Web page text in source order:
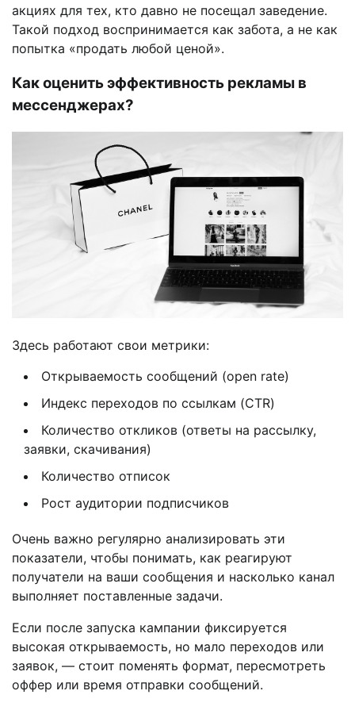
акциях для тех, кто давно не посещал заведение.
Такой подход воспринимается как забота, а не как
попытка «продать любой ценой».
Как оценить эффективность рекламы в
мессенджерах?
Здесь работают свои метрики:
Открываемость сообщений (open rate)
Индекс переходов по ссылкам (CTR)
Количество откликов (ответы на рассылку,
заявки, скачивания)
Количество отписок
Рост аудитории подписчиков
Очень важно регулярно анализировать эти
показатели, чтобы понимать, как реагируют
получатели на ваши сообщения и насколько канал
выполняет поставленные задачи.
Если после запуска кампании фиксируется
высокая открываемость, но мало переходов или
заявок, — стоит поменять формат, пересмотреть
оффер или время отправки сообщений.